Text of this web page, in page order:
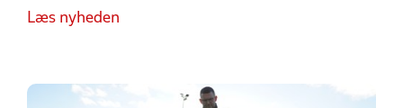
Læs nyheden